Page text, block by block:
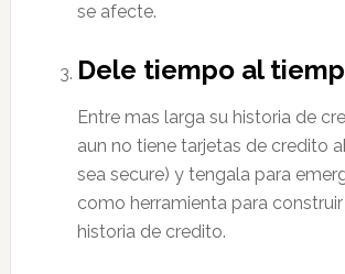
se afecte.
Dele tiempo al
Entre mas larga su historia de
aun no tiene tarjetas de credito
sea secure) y tengala para
como herramienta para
historia de credito.